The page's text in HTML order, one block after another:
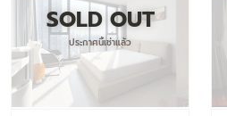
SOLD OUT
ประกาศนี้เช่าแล้ว